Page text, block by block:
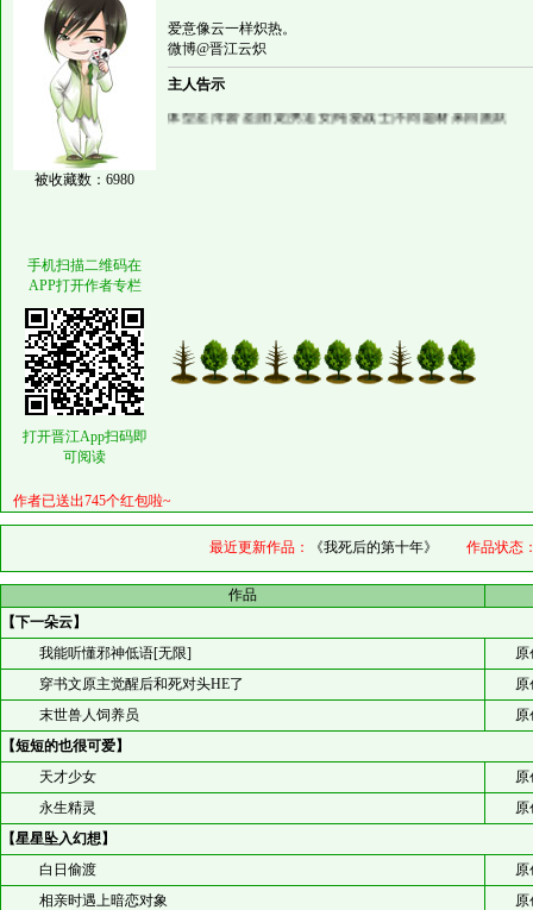
被收藏数：6980
爱意像云一样炽热。
微博@晋江云炽
主人告示
手机扫描二维码在
APP打开作者专栏
打开晋江App扫码即
可阅读
作者已送出745个红包啦~
最近更新作品： 《我死后的第十年》 作品状态
作品
【下一朵云】
我能听懂邪神低语[无限]
原
穿书文原主觉醒后和死对头HE了
原
末世兽人饲养员
原
【短短的也很可爱】
天才少女
原
永生精灵
原
【星星坠入幻想】
白日偷渡
原
相亲时遇上暗恋对象
原